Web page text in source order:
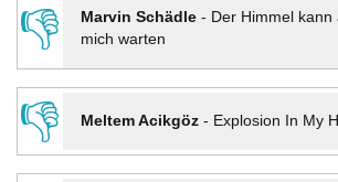
👎 Marvin Schädle- Der Himmel kann
mich warten
👎
Meltem Acikgöz- Explosion In My